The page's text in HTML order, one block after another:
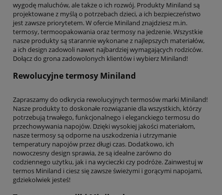
wygodę maluchów, ale także o ich rozwój. Produkty Miniland są
projektowane z myślą o potrzebach dzieci, a ich bezpieczeństwo
jest zawsze priorytetem. W ofercie Miniland znajdziesz m.in.
termosy, termoopakowania oraz termosy na jedzenie. Wszystkie
nasze produkty są starannie wykonane z najlepszych materiałów,
a ich design zadowoli nawet najbardziej wymagających rodziców.
Dołącz do grona zadowolonych klientów i wybierz Miniland!
Rewolucyjne termosy Miniland
Zapraszamy do odkrycia rewolucyjnych termosów marki Miniland!
Nasze produkty to doskonałe rozwiązanie dla wszystkich, którzy
potrzebują trwałego, funkcjonalnego i eleganckiego termosu do
przechowywania napojów. Dzięki wysokiej jakości materiałom,
nasze termosy są odporne na uszkodzenia i utrzymanie
temperatury napojów przez długi czas. Dodatkowo, ich
nowoczesny design sprawia, że są idealne zarówno do
codziennego użytku, jak i na wycieczki czy podróże. Zainwestuj w
termos Miniland i ciesz się zawsze świeżymi i gorącymi napojami,
gdziekolwiek jesteś!